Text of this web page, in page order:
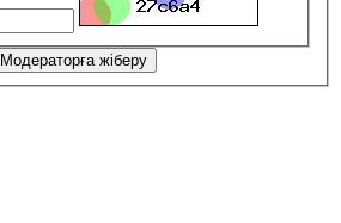
Модераторға жіберу